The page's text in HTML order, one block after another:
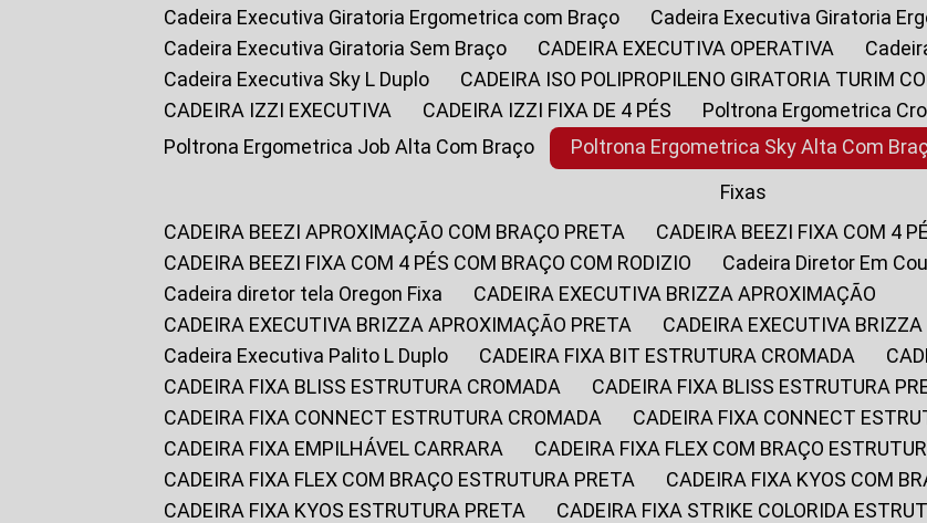
Cadeira Executiva Giratoria Ergometrica com Braço
Cadeira Executiva Giratoria
Cadeira Executiva Giratoria Sem Braço
CADEIRA EXECUTIVA OPERATIVA
Cadeira Executiva Sky L Duplo
CADEIRA ISO POLIPROPILENO GIRATORIA TURIM
CADEIRA IZZI EXECUTIVA
CADEIRA IZZI FIXA DE 4 PÉS
Poltrona Ergometrica
Poltrona Ergometrica Job Alta Com Braço
Poltrona Ergometrica Sky Alta Com
Fixas
CADEIRA BEEZI APROXIMAÇÃO COM BRAÇO PRETA
CADEIRA BEEZI FIXA COM 4
CADEIRA BEEZI FIXA COM 4 PÉS COM BRAÇO COM RODIZIO
Cadeira Diretor Em
Cadeira diretor tela Oregon Fixa
CADEIRA EXECUTIVA BRIZZA APROXIMAÇÃO
CADEIRA EXECUTIVA BRIZZA APROXIMAÇÃO PRETA
CADEIRA EXECUTIVA
Cadeira Executiva Palito L Duplo
CADEIRA FIXA BIT ESTRUTURA CROMADA
CADEIRA FIXA BLISS ESTRUTURA CROMADA
CADEIRA FIXA BLISS ESTRUTURA
CADEIRA FIXA CONNECT ESTRUTURA CROMADA
CADEIRA FIXA CONNECT
CADEIRA FIXA EMPILHÁVEL CARRARA
CADEIRA FIXA FLEX COM BRAÇO
CADEIRA FIXA FLEX COM BRAÇO ESTRUTURA PRETA
CADEIRA FIXA KYOS COM
CADEIRA FIXA KYOS ESTRUTURA PRETA
CADEIRA FIXA STRIKE COLORIDA